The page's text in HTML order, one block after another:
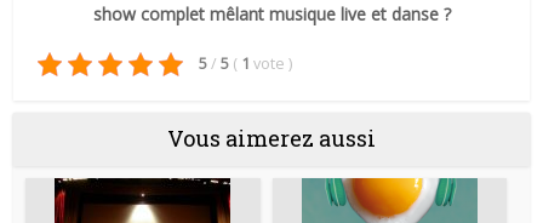
show complet mêlant musique live et danse ?
5/ 5 ( 1 vote )
Vous aimerez aussi